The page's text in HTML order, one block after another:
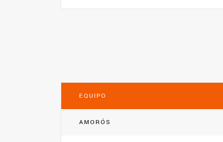
EQUIPO
AMORÓS